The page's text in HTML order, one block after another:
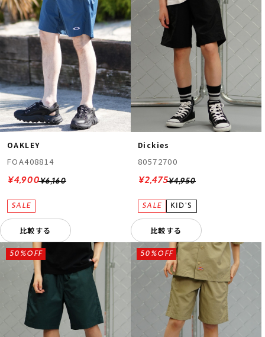
OAKLEY
FOA408814
¥6,160
¥4,900
比較する
Dickies
80572700
¥4,950
¥2,475
比較する
50%OFF 50%OFF